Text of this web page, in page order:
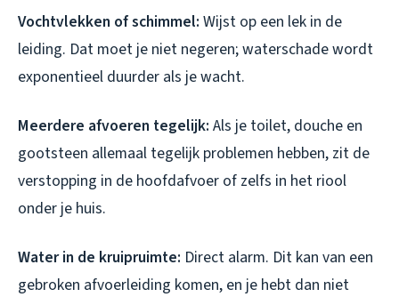
Vochtvlekken of schimmel: Wijst op een lek in de
leiding. Dat moet je niet negeren; waterschade wordt
exponentieel duurder als je wacht.
Meerdere afvoeren tegelijk: Als je toilet, douche en
gootsteen allemaal tegelijk problemen hebben, zit de
verstopping in de hoofdafvoer of zelfs in het riool
onder je huis.
Water in de kruipruimte: Direct alarm. Dit kan van een
gebroken afvoerleiding komen, en je hebt dan niet